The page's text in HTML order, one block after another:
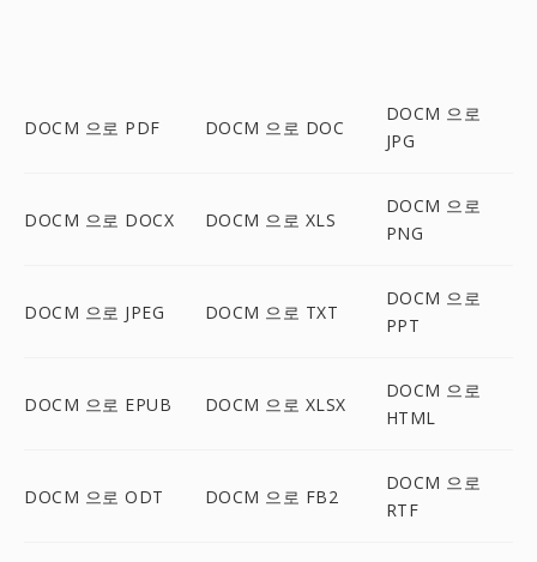
DOCM 으로 PDF DOCM 으로 DOC
DOCM 으로
JPG
DOCM 으로 DOCX DOCM 으로 XLS
DOCM 으로
PNG
DOCM 으로 JPEG DOCM 으로 TXT
DOCM 으로
PPT
DOCM 으로 EPUB DOCM 으로 XLSX
DOCM 으로
HTML
DOCM 으로 ODT DOCM 으로 FB2
DOCM 으로
RTF